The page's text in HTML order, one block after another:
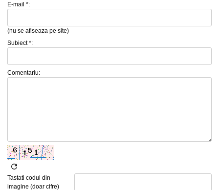
E-mail *:
(nu se afiseaza pe site)
Subiect *:
Comentariu:
Tastati codul din
imagine (doar cifre)